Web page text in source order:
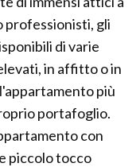
professionisti, gli
di varie
in affitto o in
più
portafoglio.
con
piccolo tocco